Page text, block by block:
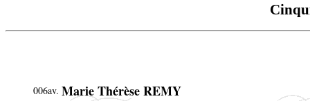
006av. Marie Thérèse REMY